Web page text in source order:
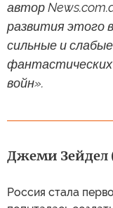
автор
развития этого
сильные и
войн».
Джеми Зейдел
Россия стала